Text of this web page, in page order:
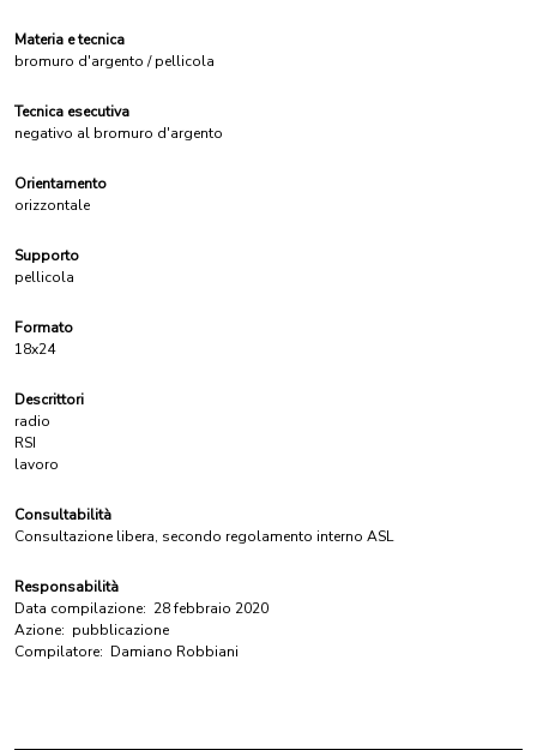
Materia e tecnica
bromuro d'argento / pellicola
Tecnica esecutiva
negativo al bromuro d'argento
Orientamento
orizzontale
Supporto
pellicola
Formato
18x24
Descrittori
radio
RSI
lavoro
Consultabilità
Consultazione libera, secondo regolamento interno ASL
Responsabilità
Data compilazione: 28 febbraio 2020
Azione: pubblicazione
Compilatore: Damiano Robbiani